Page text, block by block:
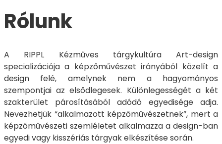
Rólunk
A RIPPL Kézműves tárgykultúra Art-design
specializációja a képzőművészet irányából közelít a
design felé, amelynek nem a hagyományos
szempontjai az elsődlegesek. Különlegességét a két
szakterület párosításából adódó egyedisége adja.
Nevezhetjük “alkalmazott képzőművészetnek”, mert a
képzőművészeti szemléletet alkalmazza a design-ban
egyedi vagy kisszériás tárgyak elkészítése során.